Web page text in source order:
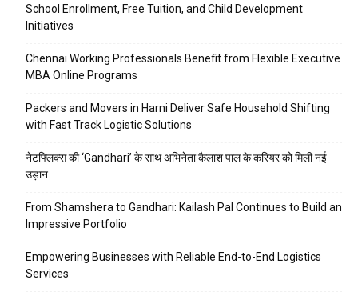
School Enrollment, Free Tuition, and Child Development
Initiatives
Chennai Working Professionals Benefit from Flexible Executive
MBA Online Programs
Packers and Movers in Harni Deliver Safe Household Shifting
with Fast Track Logistic Solutions
नेटफ्लिक्स की ‘Gandhari’ के साथ अभिनेता कैलाश पाल के करियर को मिली नई
उड़ान
From Shamshera to Gandhari: Kailash Pal Continues to Build an
Impressive Portfolio
Empowering Businesses with Reliable End-to-End Logistics
Services